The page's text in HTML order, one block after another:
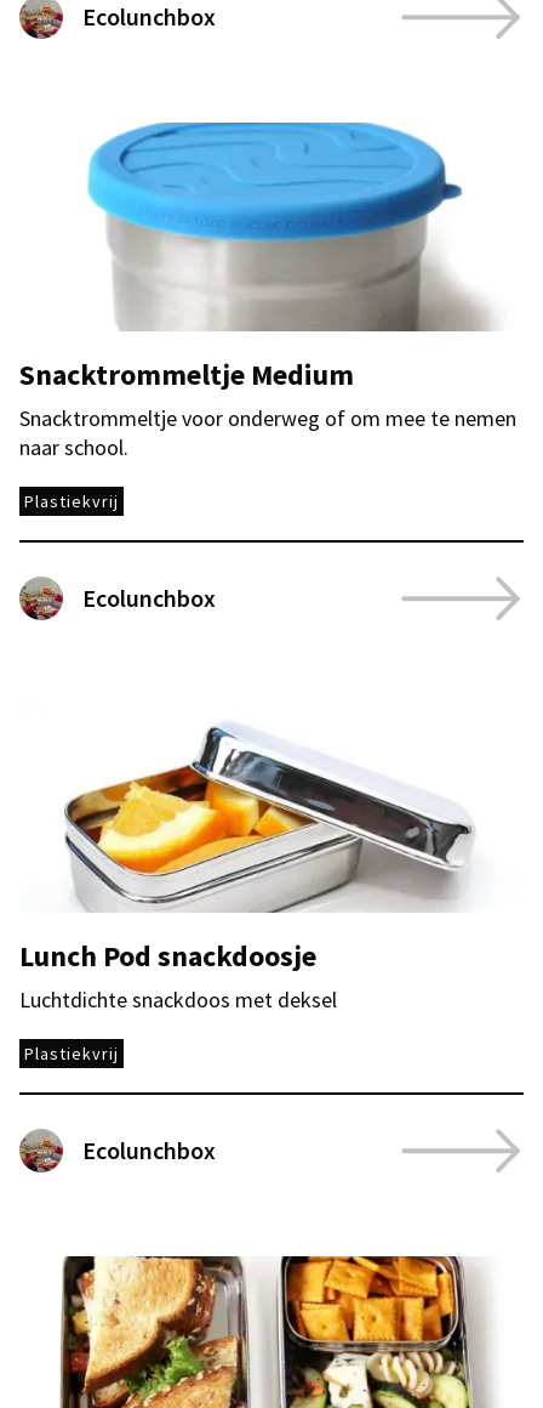
Ecolunchbox
Snacktrommeltje Medium
Snacktrommeltje voor onderweg of om mee te nemen
naar school.
Plastiekvrij
Ecolunchbox
Lunch Pod snackdoosje
Luchtdichte snackdoos met deksel
Plastiekvrij
Ecolunchbox